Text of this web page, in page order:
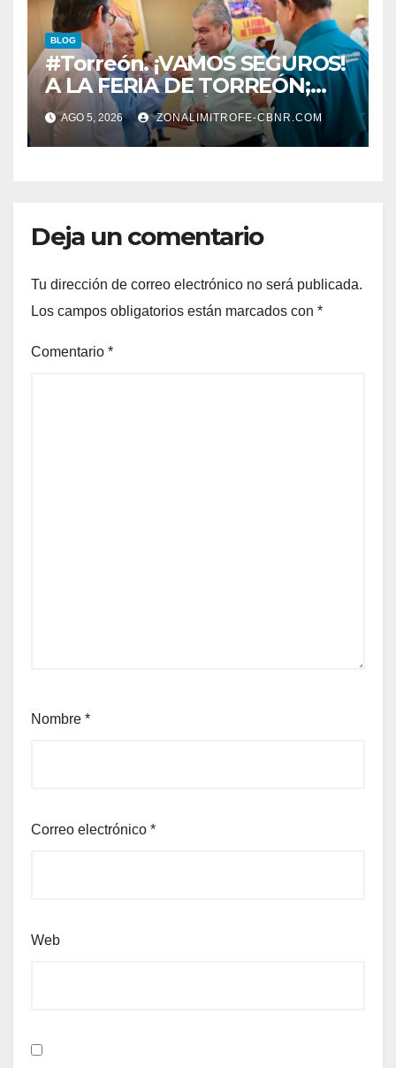
BLOG
#Torreón. ¡VAMOS SEGUROS!
A LA FERIA DE TORREÓN;
ALISTAN EDICIÓN 80
AGO 5, 2026 ZONALIMITROFE-CBNR.COM
Deja un comentario
Tu dirección de correo electrónico no será publicada.
Los campos obligatorios están marcados con *
Comentario *
Nombre *
Correo electrónico *
Web